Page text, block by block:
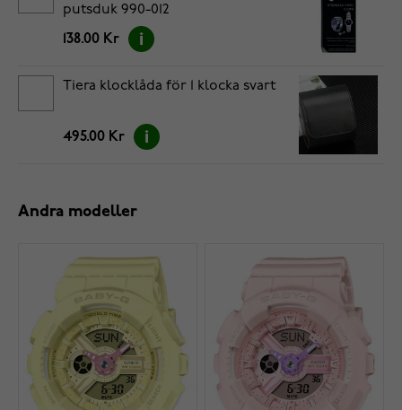
putsduk 990-012
138.00 Kr
Tiera klocklåda för 1 klocka svart
495.00 Kr
Andra modeller